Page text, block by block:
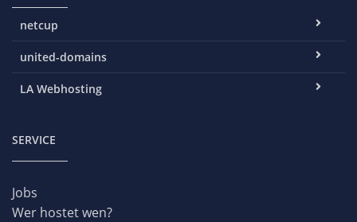
netcup
united-domains
LA Webhosting
SERVICE
Jobs
Wer hostet wen?